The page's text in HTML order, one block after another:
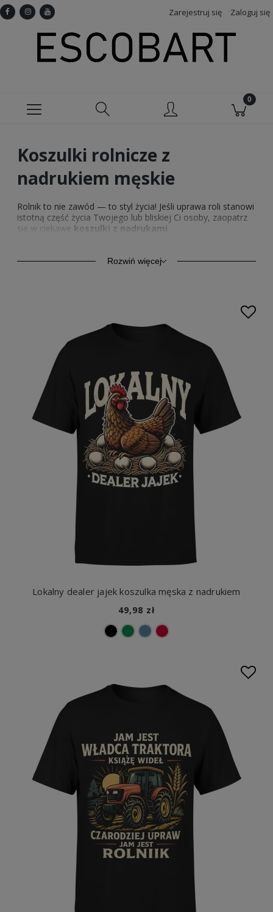
Zarejestruj się Zaloguj się
Koszulki rolnicze z
nadrukiem męskie
Rolnik to nie zawód — to styl życia! Jeśli uprawa roli stanowi
istotną część życia Twojego lub bliskiej Ci osoby, zaopatrz
się w ciekawe koszulki z nadrukami
Przejrzyj naszą ofertę i znajdź idealną koszulkę dla siebie
Rozwiń więcej
Lokalny dealer jajek koszulka męska z nadrukiem
49,98 zł